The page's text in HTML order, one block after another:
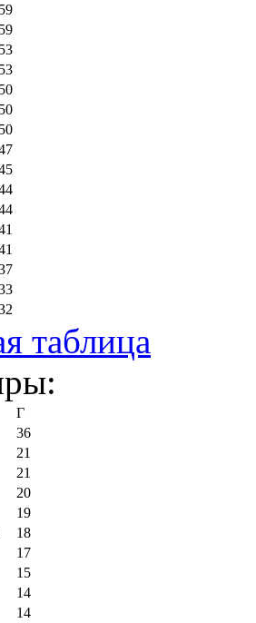
59
59
53
53
50
50
50
таблица
Г
36
21
21
20
19
18
17
15
14
14